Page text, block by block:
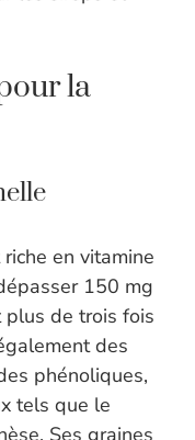
la
en vitamine
150 mg
de trois fois
des
phénoliques,
tels que le
Ses graines